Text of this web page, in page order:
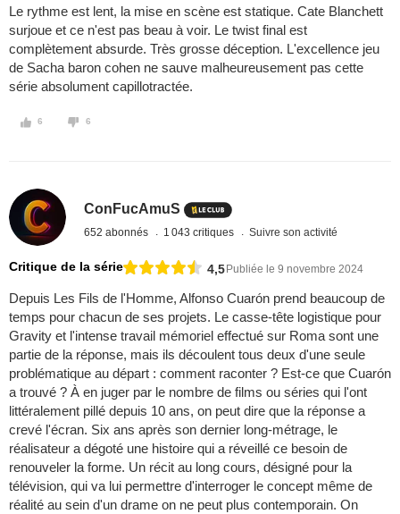
Le rythme est lent, la mise en scène est statique. Cate Blanchett
surjoue et ce n'est pas beau à voir. Le twist final est
complètement absurde. Très grosse déception. L'excellence jeu
de Sacha baron cohen ne sauve malheureusement pas cette
série absolument capillotractée.
6 6
ConFucAmuS
652 abonnés 1 043 critiques Suivre son activité
Critique de la série 4,5Publiée le 9 novembre 2024
Depuis Les Fils de l'Homme, Alfonso Cuarón prend beaucoup de
temps pour chacun de ses projets. Le casse-tête logistique pour
Gravity et l'intense travail mémoriel effectué sur Roma sont une
partie de la réponse, mais ils découlent tous deux d'une seule
problématique au départ : comment raconter ? Est-ce que Cuarón
a trouvé ? À en juger par le nombre de films ou séries qui l'ont
littéralement pillé depuis 10 ans, on peut dire que la réponse a
crevé l'écran. Six ans après son dernier long-métrage, le
réalisateur a dégoté une histoire qui a réveillé ce besoin de
renouveler la forme. Un récit au long cours, désigné pour la
télévision, qui va lui permettre d'interroger le concept même de
réalité au sein d'un drame on ne peut plus contemporain. On